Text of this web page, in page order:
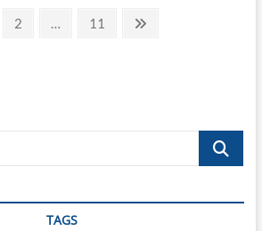
Page
2 … Page
11
Next
Recherche
TAGS